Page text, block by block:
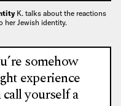
K. talks about the reactions
her Jewish identity.
somehow
experience
yourself a